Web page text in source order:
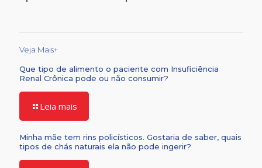
Veja Mais+
Que tipo de alimento o paciente com Insuficiência
Renal Crônica pode ou não consumir?
Leia mais
Minha mãe tem rins policísticos. Gostaria de saber, quais
tipos de chás naturais ela não pode ingerir?